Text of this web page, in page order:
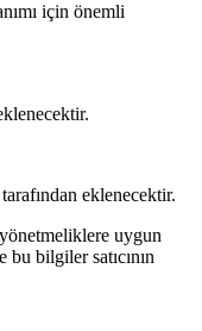
için önemli
eklenecektir.
uygun
bu bilgiler satıcının